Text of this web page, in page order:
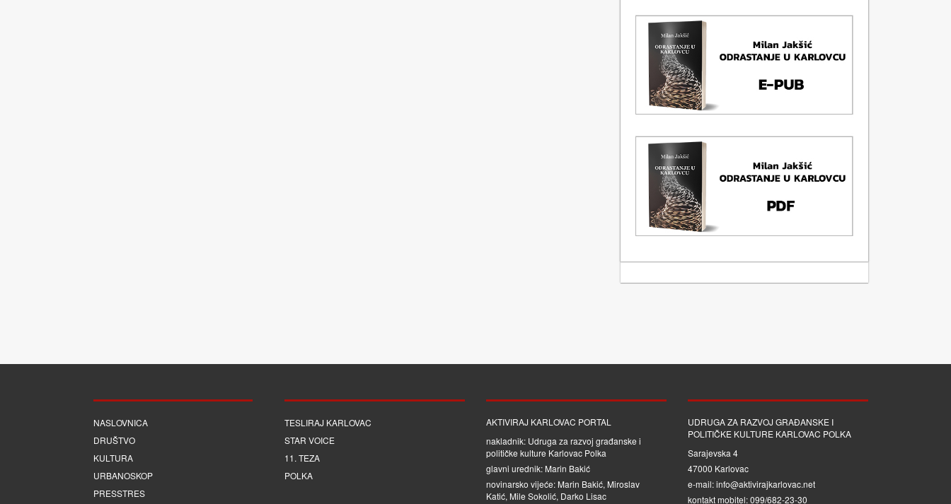
NASLOVNICA
DRUŠTVO
KULTURA
URBANOSKOP
PRESSTRES
TESLIRAJ KARLOVAC
STAR VOICE
11. TEZA
POLKA
AKTIVIRAJ KARLOVAC PORTAL
nakladnik: Udruga za razvoj građanske i
političke kulture Karlovac Polka
glavni urednik: Marin Bakić
novinarsko vijeće: Marin Bakić, Miroslav
Katić, Mile Sokolić, Darko Lisac
UDRUGA ZA RAZVOJ GRAĐANSKE I
POLITIČKE KULTURE KARLOVAC POLKA
Sarajevska 4
47000 Karlovac
e-mail: info@aktivirajkarlovac.net
kontakt mobitel: 099/682-23-30